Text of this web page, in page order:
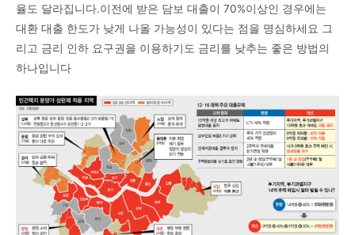
율도 달라집니다.이전에 받은 담보 대출이 70%이상인 경우에는
대환 대출 한도가 낮게 나올 가능성이 있다는 점을 명심하세요 그
리고 금리 인하 요구권을 이용하기도 금리를 낮추는 좋은 방법의
하나입니다